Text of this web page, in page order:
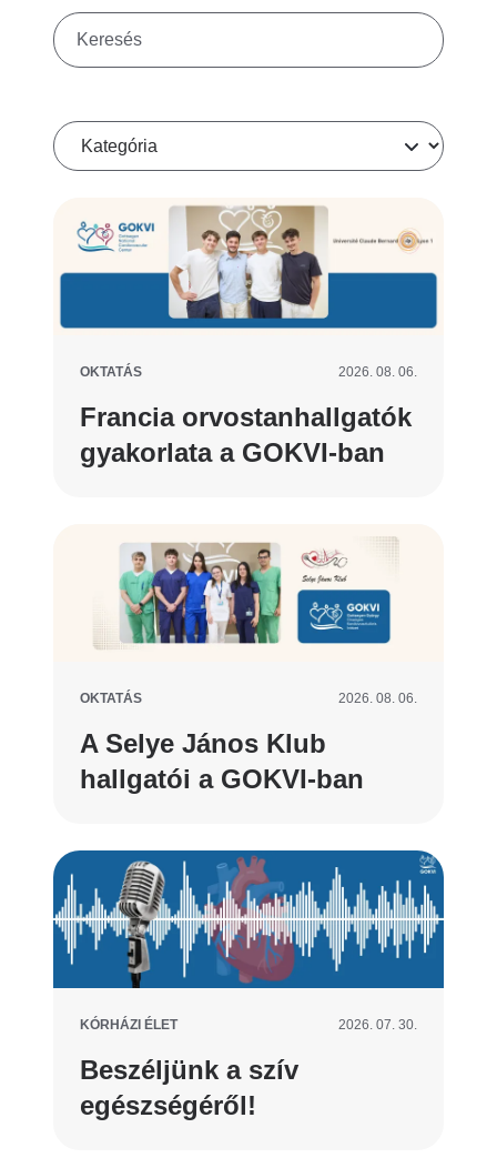
Keresés
Kategória
OKTATÁS 2026. 08. 06.
Francia orvostanhallgatók
gyakorlata a GOKVI-ban
OKTATÁS 2026. 08. 06.
A Selye János Klub
hallgatói a GOKVI-ban
KÓRHÁZI ÉLET 2026. 07. 30.
Beszéljünk a szív
egészségéről!